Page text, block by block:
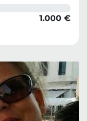
1.000 €